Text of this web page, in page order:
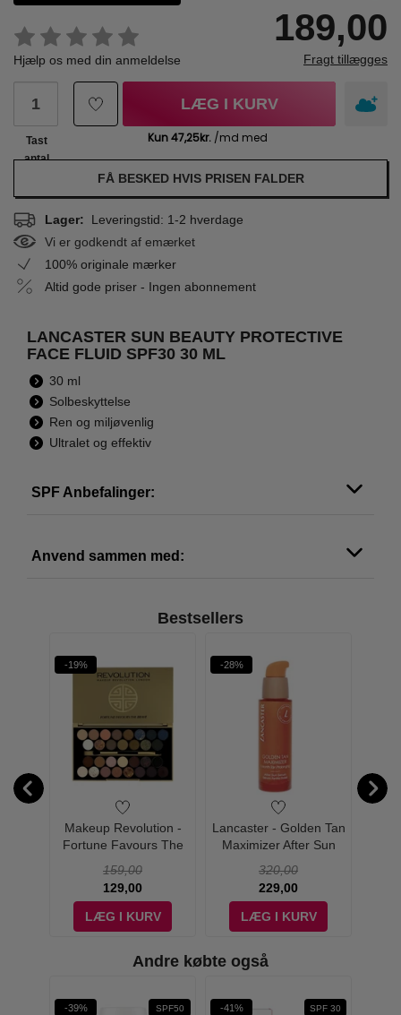
Hjælp os med din anmeldelse
189,00
Fragt tillægges
Tast
antal
LÆG I KURV
FÅ BESKED HVIS PRISEN FALDER
Lager: Leveringstid: 1-2 hverdage
Vi er godkendt af emærket
100% originale mærker
Altid gode priser - Ingen abonnement
LANCASTER SUN BEAUTY PROTECTIVE
FACE FLUID SPF30 30 ML
30 ml
Solbeskyttelse
Ren og miljøvenlig
Ultralet og effektiv
SPF Anbefalinger:
Anvend sammen med:
Bestsellers
-19%
Makeup Revolution -
Fortune Favours The
159,00
129,00
LÆG I KURV
-28%
Lancaster - Golden Tan
Maximizer After Sun
320,00
229,00
LÆG I KURV
Andre købte også
-39% SPF50 -41% SPF 30